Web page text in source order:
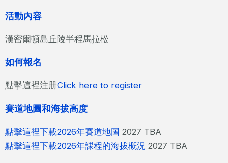
活動內容
漢密爾頓島丘陵半程馬拉松
如何報名
點擊這裡注册Click here to register
賽道地圖和海拔高度
點擊這裡下載2026年賽道地圖 2027 TBA
點擊這裡下載2026年課程的海拔概況 2027 TBA